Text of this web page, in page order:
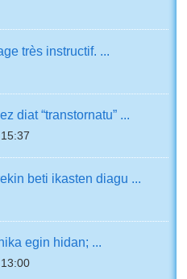
très instructif. ...
diat “transtornatu” ...
beti ikasten diagu ...
egin hidan; ...